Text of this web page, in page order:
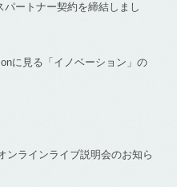
パートナー契約を締結しまし
に見る「イノベーション」の
ンラインライブ説明会のお知ら